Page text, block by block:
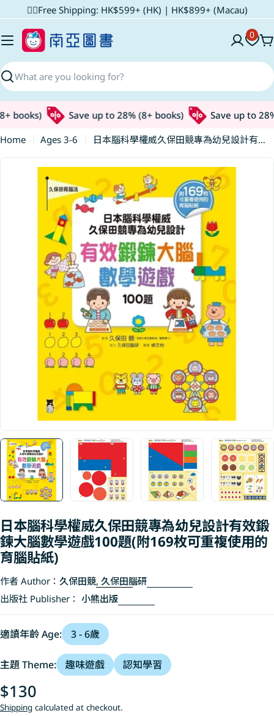
to
content
✌🏼Free Shipping: HK$599+ (HK) | HK$899+ (Macau)
Search
0
books) Save up to 28% (8+ books)
Save up to 28%
Home
Ages 3-6
日本腦科學權威久保田競專為幼兒設計有效鍛鍊大腦數學遊戲100題(附169枚可重複使用的育腦貼紙)
Skip
information
Open media 0 in modal
日本腦科學權威久保田競專為幼兒設計有效鍛
鍊大腦數學遊戲100題(附169枚可重複使用的
育腦貼紙)
作者 Author： 久保田競, 久保田腦研
出版社 Publisher： 小熊出版
適讀年齡 Age: 3 - 6歲
主題 Theme: 趣味遊戲 認知學習
Regular
price
$130
Shipping calculated at checkout.